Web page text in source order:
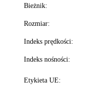
Bieżnik:
Rozmiar:
Indeks prędkości:
Indeks nośności:
Etykieta UE: